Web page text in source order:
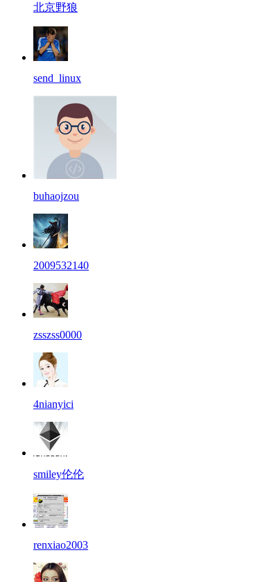
北京野狼
send_linux
buhaojzou
2009532140
zsszss0000
4nianyici
smiley伦伦
renxiao2003